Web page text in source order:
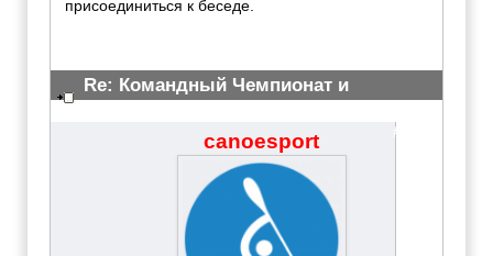
присоединиться к беседе.
Re: Командный Чемпионат и
#3064
canoesport